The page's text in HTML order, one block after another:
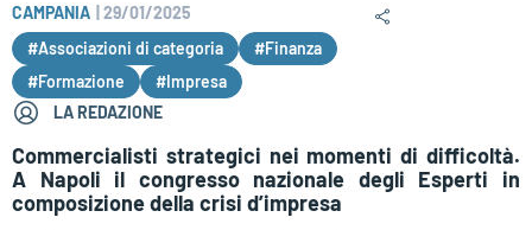
CAMPANIA
29/01/2025
#Associazioni di categoria
#Finanza
#Formazione
#Impresa
LA REDAZIONE
Commercialisti strategici nei momenti di difficoltà.
A Napoli il congresso nazionale degli Esperti in
composizione della crisi d’impresa